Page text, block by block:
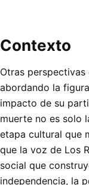
Contexto
Otras
abordando la
impacto de su
muerte no es solo
etapa cultural que
que la voz de Los
social que
independencia, la